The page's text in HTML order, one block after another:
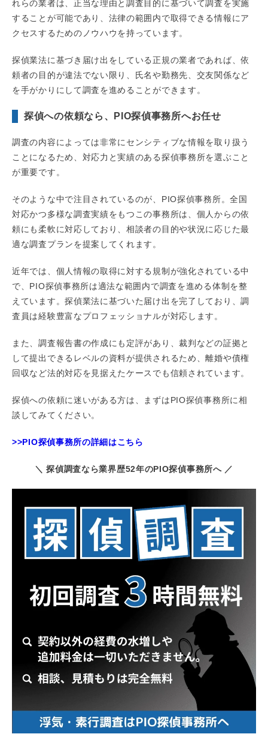
れらの業者は、正当な理由と調査目的に基づいて調査を実施
することが可能であり、法律の範囲内で取得できる情報にア
クセスするためのノウハウを持っています。
探偵業法に基づき届け出をしている正規の業者であれば、依
頼者の目的が違法でない限り、氏名や勤務先、交友関係など
を手がかりにして調査を進めることができます。
探偵への依頼なら、PIO探偵事務所へお任せ
調査の内容によっては非常にセンシティブな情報を取り扱う
ことになるため、対応力と実績のある探偵事務所を選ぶこと
が重要です。
そのような中で注目されているのが、PIO探偵事務所。全国
対応かつ多様な調査実績をもつこの事務所は、個人からの依
頼にも柔軟に対応しており、相談者の目的や状況に応じた最
適な調査プランを提案してくれます。
近年では、個人情報の取得に対する規制が強化されている中
で、PIO探偵事務所は適法な範囲内で調査を進める体制を整
えています。探偵業法に基づいた届け出を完了しており、調
査員は経験豊富なプロフェッショナルが対応します。
また、調査報告書の作成にも定評があり、裁判などの証拠と
して提出できるレベルの資料が提供されるため、離婚や債権
回収など法的対応を見据えたケースでも信頼されています。
探偵への依頼に迷いがある方は、まずはPIO探偵事務所に相
談してみてください。
>>PIO探偵事務所の詳細はこちら
＼ 探偵調査なら業界歴52年のPIO探偵事務所へ ／